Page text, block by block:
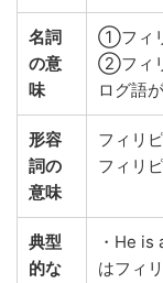
名詞
の意
味
①フィ
②フィ
ログ語
形容
詞の
意味
フィリ
フィリ
典型
的な
・He is
はフィ